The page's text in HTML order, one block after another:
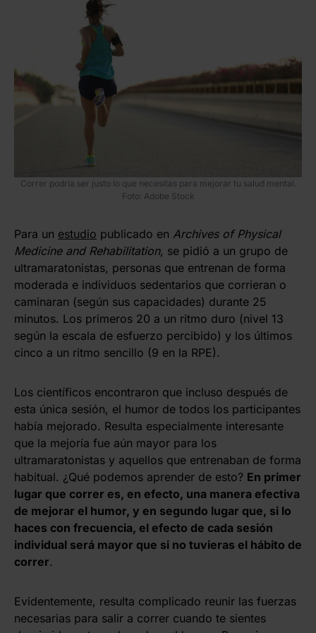
Correr podría ser justo lo que necesitas para mejorar tu salud mental.
Foto: Adobe Stock
Para un estudio publicado en Archives of Physical
Medicine and Rehabilitation, se pidió a un grupo de
ultramaratonistas, personas que entrenan de forma
moderada e individuos sedentarios que corrieran o
caminaran (según sus capacidades) durante 25
minutos. Los primeros 20 a un ritmo duro (nivel 13
según la escala de esfuerzo percibido) y los últimos
cinco a un ritmo sencillo (9 en la RPE).
Los científicos encontraron que incluso después de
esta única sesión, el humor de todos los participantes
había mejorado. Resulta especialmente interesante
que la mejoría fue aún mayor para los
ultramaratonistas y aquellos que entrenaban de forma
habitual. ¿Qué podemos aprender de esto? En primer
lugar que correr es, en efecto, una manera efectiva
de mejorar el humor, y en segundo lugar que, si lo
haces con frecuencia, el efecto de cada sesión
individual será mayor que si no tuvieras el hábito de
correr.
Evidentemente, resulta complicado reunir las fuerzas
necesarias para salir a correr cuando te sientes